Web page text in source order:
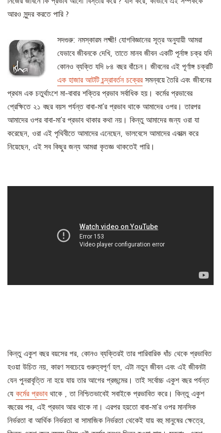
আরও সুন্দর করতে পারি ?
সদগুরু: নমস্কারম লক্ষ্মী! যোগবিজ্ঞানের সূত্র অনুযায়ী আমরা
যেভাবে জীবনকে দেখি, তাতে মানব জীবন একটি পূর্নাঙ্গ চক্র যদি
কোনও ব্যক্তি যদি ৮৪ বছর বাঁচেন। জীবনের এই পূর্ণাঙ্গ চক্রটি
এক হাজার আটটি চন্দ্রাবর্তন চক্রেরসমন্বয়ে তৈরি এবং জীবনের
প্রথম এক চতুর্থাংশে মা-বাবার শক্তির প্রভাব সর্বাধিক হয়। কর্মের প্রভাবের
প্রেক্ষিতে ২১ বছর বয়স পর্যন্ত বাবা-মা’র প্রভাব থাকে আমাদের ওপর। তারপর
আমাদের ওপর বাবা-মা’র প্রভাব থাকার কথা নয়। কিন্তু আমাদের জন্য ওরা যা
করেছেন, ওরা এই পৃথিবীতে আমাদের এনেছেন, ভালবেসে আমাদের একাত্ম করে
নিয়েছেন, এই সব কিছুর জন্য আমরা কৃতজ্ঞ থাকতেই পারি।
কিন্তু একুশ বছর বয়সের পর, কোনও ব্যক্তিরই তার পারিবারিক ধাঁচ থেকে প্রভাবিত
হওয়া উচিত নয়, কারণ সবচেয়ে গুরুত্বপূর্ণ হল, এটা নতুন জীবন এবং এই জীবনটা
যেন পুনরাবৃত্তি না হয়ে যায় তার আগের প্রজন্মের। তাই সর্বোচ্চ একুশ বছর পর্যন্ত
যে কর্মের প্রভাবথাকে , তা নিশ্চিতভাবেই সবাইকে প্রভাবিত করে। কিন্তু একুশ
বছরের পর, এই প্রভাব আর থাকে না। এরপর হয়তো বাবা-মা’র ওপর মানসিক
নির্ভরতা বা আর্থিক নির্ভরতা বা সামাজিক নির্ভরতা থেকেই যায় বহু মানুষের ক্ষেত্রে,